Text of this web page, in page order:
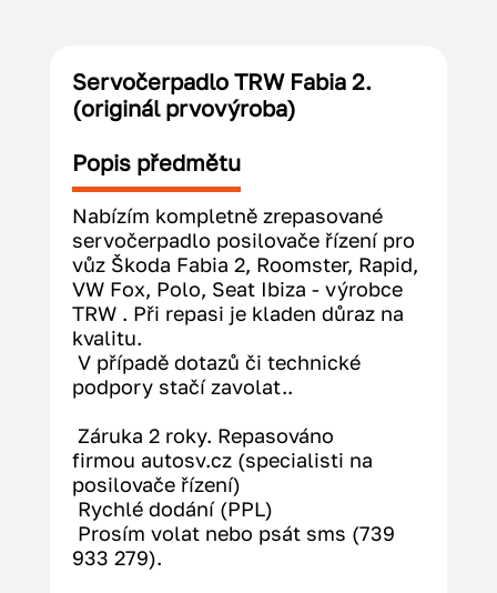
Servočerpadlo TRW Fabia 2.
(originál prvovýroba)
Popis předmětu
Nabízím kompletně zrepasované
servočerpadlo posilovače řízení pro
vůz Škoda Fabia 2, Roomster, Rapid,
VW Fox, Polo, Seat Ibiza - výrobce
TRW . Při repasi je kladen důraz na
kvalitu.
podpory stačí zavolat..
firmou autosv.cz (specialisti na
posilovače řízení)
Rychlé dodání (PPL)
933 279).